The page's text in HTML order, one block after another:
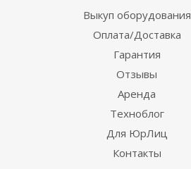
Выкуп оборудования
Оплата/Доставка
Гарантия
Отзывы
Аренда
Техноблог
Для ЮрЛиц
Контакты